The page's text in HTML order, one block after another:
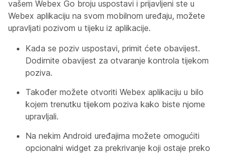
vašem Webex Go broju uspostavi i prijavljeni ste u
Webex aplikaciju na svom mobilnom uređaju, možete
upravljati pozivom u tijeku iz aplikacije.
Kada se poziv uspostavi, primit ćete obavijest.
Dodirnite obavijest za otvaranje kontrola tijekom
poziva.
Također možete otvoriti Webex aplikaciju u bilo
kojem trenutku tijekom poziva kako biste njome
upravljali.
Na nekim Android uređajima možete omogućiti
opcionalni widget za prekrivanje koji ostaje preko